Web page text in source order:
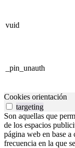
vuid
_pin_unauth
Cookies orientación
targeting
Son aquellas que
de los espacios
página web en base
frecuencia en la que